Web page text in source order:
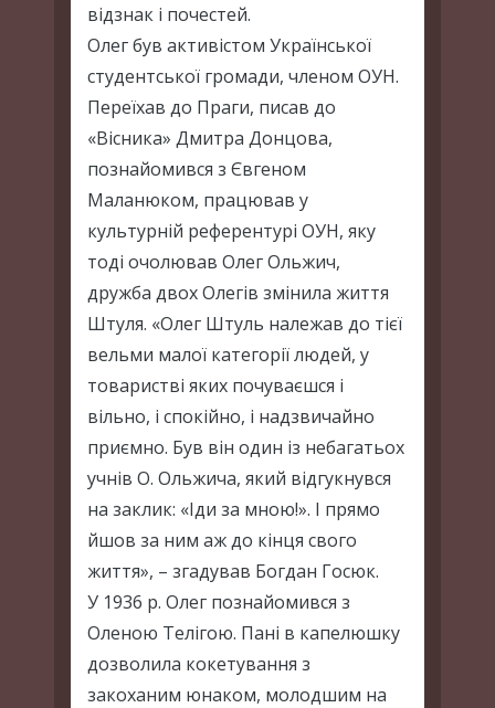
відзнак і почестей.
Олег був активістом Української
студентської громади, членом ОУН.
Переїхав до Праги, писав до
«Вісника» Дмитра Донцова,
познайомився з Євгеном
Маланюком, працював у
культурній референтурі ОУН, яку
тоді очолював Олег Ольжич,
дружба двох Олегів змінила життя
Штуля. «Олег Штуль належав до тієї
вельми малої категорії людей, у
товаристві яких почуваєшся і
вільно, і спокійно, і надзвичайно
приємно. Був він один із небагатьох
учнів О. Ольжича, який відгукнувся
на заклик: «Іди за мною!». І прямо
йшов за ним аж до кінця свого
життя», – згадував Богдан Госюк.
У 1936 р. Олег познайомився з
Оленою Телігою. Пані в капелюшку
дозволила кокетування з
закоханим юнаком, молодшим на